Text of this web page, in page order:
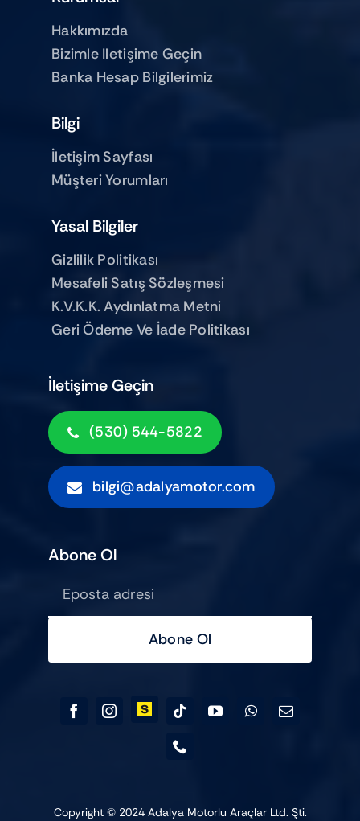
Hakkımızda
Bizimle Iletişime Geçin
Banka Hesap Bilgilerimiz
İletişime Geçin
(530) 544-5822
bilgi@adalyamotor.com
Bilgi
İletişim Sayfası
Müşteri Yorumları
Yasal Bilgiler
Gizlilik Politikası
Mesafeli Satış Sözleşmesi
K.V.K.K. Aydınlatma Metni
Geri Ödeme Ve İade Politikası
Abone Ol
Abone Ol
Copyright © 2024 Adalya Motorlu Araçlar Ltd. Şti.